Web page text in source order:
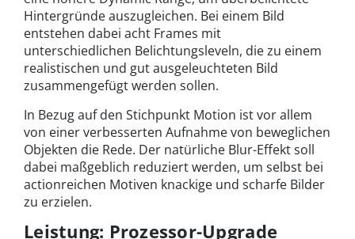
Hintergründe auszugleichen. Bei einem Bild
entstehen dabei acht Frames mit
unterschiedlichen Belichtungsleveln, die zu einem
realistischen und gut ausgeleuchteten Bild
zusammengefügt werden sollen.
In Bezug auf den Stichpunkt Motion ist vor allem
von einer verbesserten Aufnahme von beweglichen
Objekten die Rede. Der natürliche Blur-Effekt soll
dabei maßgeblich reduziert werden, um selbst bei
actionreichen Motiven knackige und scharfe Bilder
zu erzielen.
Leistung: Prozessor-Upgrade